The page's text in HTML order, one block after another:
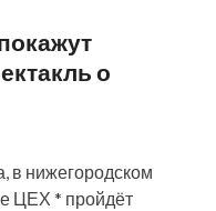
о
в нижегородском
ЦЕХ * пройдёт